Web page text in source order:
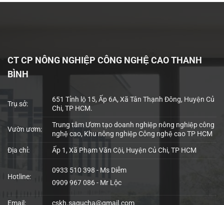
CT CP NÔNG NGHIỆP CÔNG NGHỆ CAO THANH
BÌNH
Trụ sở:
651 Tỉnh lộ 15, Ấp 6A, Xã Tân Thạnh Đông, Huyện Củ
Chi, TP HCM.
Vườn ươm:
Trung tâm Ươm tạo doanh nghiệp nông nghiệp công
nghệ cao, Khu nông nghiệp Công nghệ cao TP HCM
Địa chỉ: Ấp 1, Xã Phạm Văn Cội, Huyện Củ Chi, TP HCM
Hotline:
0933 510 398 - Ms Diễm
0909 967 086 - Mr Lộc
Email: cskh.sagucha@gmail.com